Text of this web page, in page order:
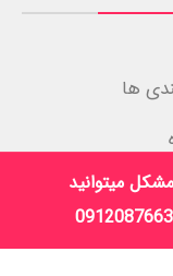
میتوانید
ها